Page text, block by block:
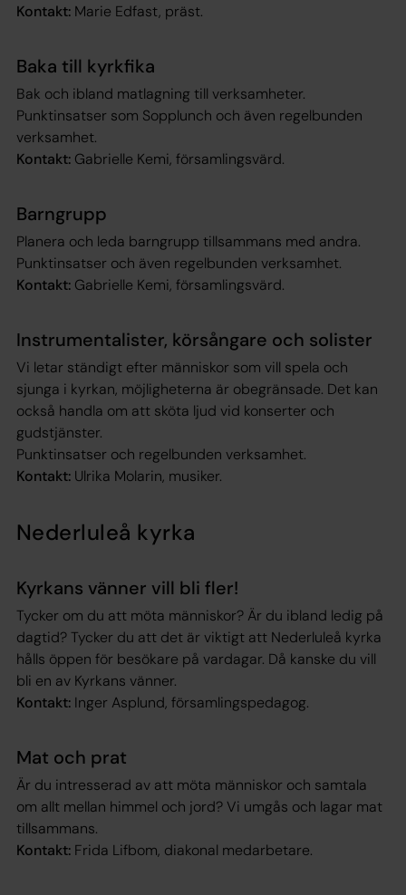
Kontakt: Marie Edfast, präst.
Baka till kyrkfika
Bak och ibland matlagning till verksamheter.
Punktinsatser som Sopplunch och även regelbunden
verksamhet.
Kontakt: Gabrielle Kemi, församlingsvärd.
Barngrupp
Planera och leda barngrupp tillsammans med andra.
Punktinsatser och även regelbunden verksamhet.
Kontakt: Gabrielle Kemi, församlingsvärd.
Instrumentalister, körsångare och solister
Vi letar ständigt efter människor som vill spela och
sjunga i kyrkan, möjligheterna är obegränsade. Det kan
också handla om att sköta ljud vid konserter och
gudstjänster.
Punktinsatser och regelbunden verksamhet.
Kontakt: Ulrika Molarin, musiker.
Nederluleå kyrka
Kyrkans vänner vill bli fler!
Tycker om du att möta människor? Är du ibland ledig på
dagtid? Tycker du att det är viktigt att Nederluleå kyrka
hålls öppen för besökare på vardagar. Då kanske du vill
bli en av Kyrkans vänner.
Kontakt: Inger Asplund, församlingspedagog.
Mat och prat
Är du intresserad av att möta människor och samtala
om allt mellan himmel och jord? Vi umgås och lagar mat
tillsammans.
Kontakt: Frida Lifbom, diakonal medarbetare.